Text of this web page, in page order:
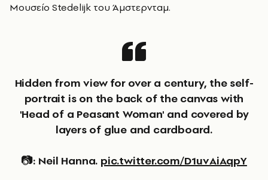
Μουσείο Stedelijk του Άμστερνταμ.
Hidden from view for over a century, the self-
portrait is on the back of the canvas with
'Head of a Peasant Woman' and covered by
layers of glue and cardboard.
📷: Neil Hanna. pic.twitter.com/D1uvAiAqpY